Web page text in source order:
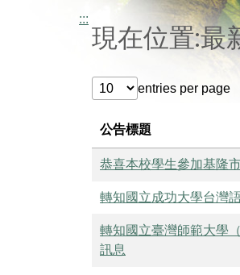
:::
現在位置:最
entries per page
公告標題
恭喜本校學生參加基隆
轉知國立成功大學台灣
轉知國立臺灣師範大學
訊息